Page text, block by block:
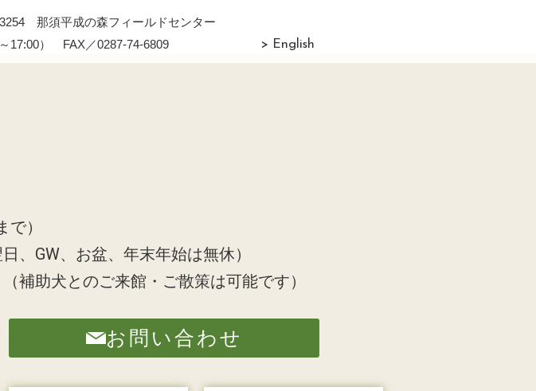
那須平成の森フィールドセンター
17:00） FAX／0287-74-6809
> English
）
、GW、お盆、年末年始は無休）
（補助犬とのご来館・ご散策は可能です）
お問い合わせ